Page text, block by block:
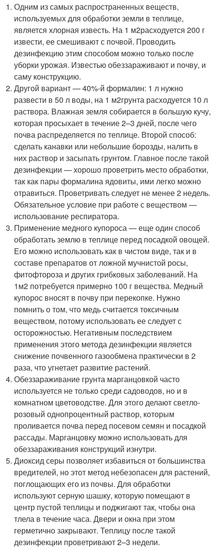
Одним из самых распространенных веществ,
используемых для обработки земли в теплице,
является хлорная известь. На 1 м2расходуется 200 г
извести, ее смешивают с почвой. Проводить
дезинфекцию этим способом можно только после
уборки урожая. Известью обеззараживают и почву, и
саму конструкцию.
Другой вариант — 40%-й формалин: 1 л нужно
развести в 50 л воды, на 1 м2грунта расходуется 10 л
раствора. Влажная земля собирается в большую кучу,
которая просыхает в течение 2–3 дней, после чего
почва распределяется по теплице. Второй способ:
сделать канавки или небольшие борозды, налить в
них раствор и засыпать грунтом. Главное после такой
дезинфекции — хорошо проветрить место обработки,
так как пары формалина ядовиты, ими легко можно
отравиться. Проветривать следует не менее 2 недель.
Обязательное условие при работе с веществом —
использование респиратора.
Применение медного купороса — еще один способ
обработать землю в теплице перед посадкой овощей.
Его можно использовать как в чистом виде, так и в
составе препаратов от ложной мучнистой росы,
фитофтороза и других грибковых заболеваний. На
1м2 потребуется примерно 100 г вещества. Медный
купорос вносят в почву при перекопке. Нужно
помнить о том, что медь считается токсичным
веществом, потому использовать ее следует с
осторожностью. Негативным последствием
применения этого метода дезинфекции является
снижение почвенного газообмена практически в 2
раза, что угнетает развитие растений.
Обеззараживание грунта марганцовкой часто
используется не только среди садоводов, но и в
комнатном цветоводстве. Для этого делают светло-
розовый однопроцентный раствор, которым
проливается почва перед посевом семян и посадкой
рассады. Марганцовку можно использовать для
обеззараживания конструкций изнутри.
Диоксид серы позволяет избавиться от большинства
вредителей, но этот метод небезопасен для растений,
поглощающих его из почвы. Для обработки
используют серную шашку, которую помещают в
центр пустой теплицы и поджигают так, чтобы она
тлела в течение часа. Двери и окна при этом
герметично закрывают. Теплицу после такой
дезинфекции проветривают 2–3 недели.